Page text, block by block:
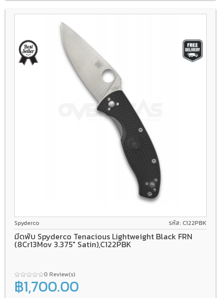
8Cr13Mov
Spyderco รหัส: C122PBK
มีดพับ Spyderco Tenacious Lightweight Black FRN
(8Cr13Mov 3.375" Satin),C122PBK
0 Review(s)
฿1,700.00